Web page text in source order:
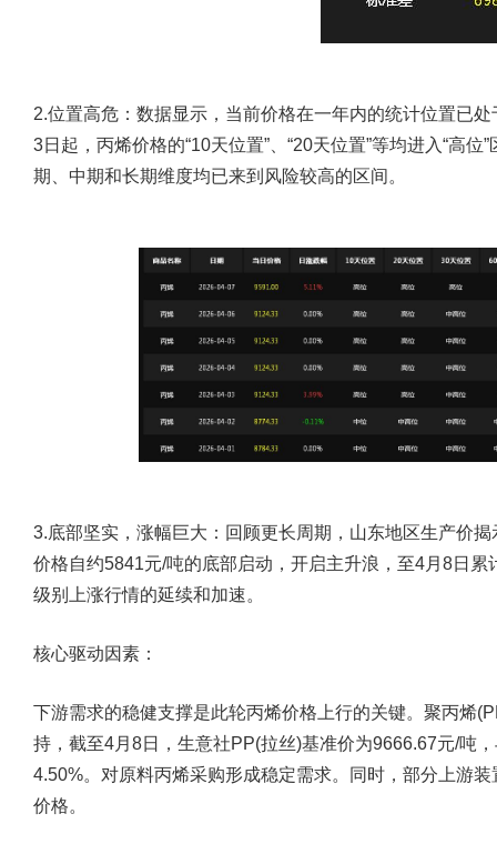
2.位置高危 ：数据显示，当前价格在一年内的统计位置已
3日起，丙烯价格的“10天位置”、“20天位置”等均进入“高
期、中期和长期维度均已来到风险较高的区间。
3.底部坚实，涨幅巨大： 回顾更长周期，山东地区生产价
价格自约5841元/吨的底部启动，开启主升浪，至4月8日
级别上涨行情的延续和加速。
核心驱动因素：
下游需求的稳健支撑是此轮丙烯价格上行的关键。聚丙烯
持，截至4月8日，生意社PP(拉丝)基准价为9666.67元/吨
4.50%。对原料丙烯采购形成稳定需求。同时，部分上游
价格。